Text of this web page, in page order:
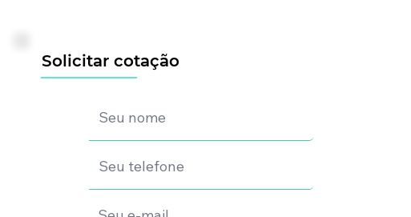
Solicitar cotação